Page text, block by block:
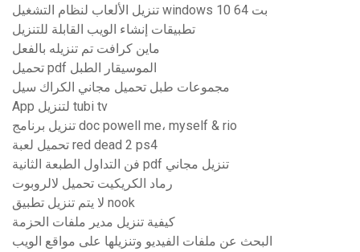
تنزيل الألعاب لنظام التشغيل windows 10 64 بت
تطبيقات إنشاء الويب القابلة للتنزيل
ماين كرافت تم تنزيله بالفعل
تحميل pdf الموسيقار الطبل
مجموعات طبل تحميل مجاني الكراك سيل
App لتنزيل tubi tv
تنزيل برنامج doc powell me، myself & rio
تحميل لعبة red dead 2 ps4
فن التداول الطبعة الثانية pdf تنزيل مجاني
رماد الكريكيت تحميل لالروبوت
لا يتم تنزيل تطبيق nook
كيفية تنزيل مدير ملفات الحزمة
البحث عن ملفات الفيديو وتنزيلها على مواقع الويب